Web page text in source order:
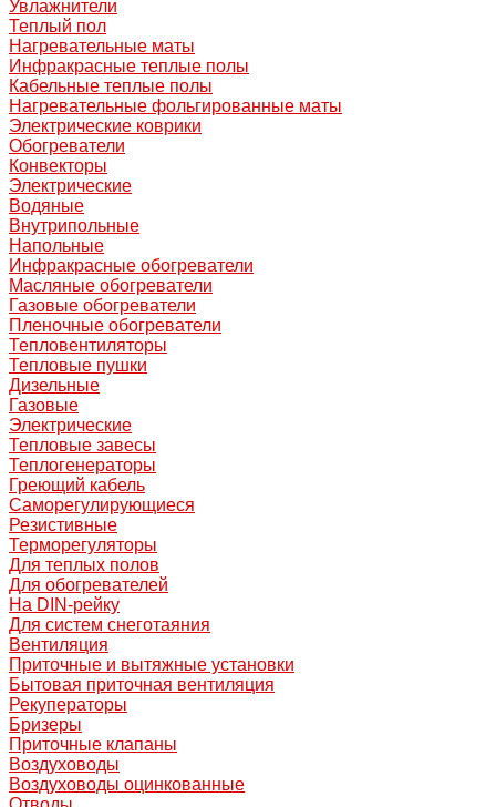
Увлажнители
Теплый пол
Нагревательные маты
Инфракрасные теплые полы
Кабельные теплые полы
Нагревательные фольгированные маты
Электрические коврики
Обогреватели
Конвекторы
Электрические
Водяные
Внутрипольные
Напольные
Инфракрасные обогреватели
Масляные обогреватели
Газовые обогреватели
Пленочные обогреватели
Тепловентиляторы
Тепловые пушки
Дизельные
Газовые
Электрические
Тепловые завесы
Теплогенераторы
Греющий кабель
Саморегулирующиеся
Резистивные
Терморегуляторы
Для теплых полов
Для обогревателей
На DIN-рейку
Для систем снеготаяния
Вентиляция
Приточные и вытяжные установки
Бытовая приточная вентиляция
Рекуператоры
Бризеры
Приточные клапаны
Воздуховоды
Воздуховоды оцинкованные